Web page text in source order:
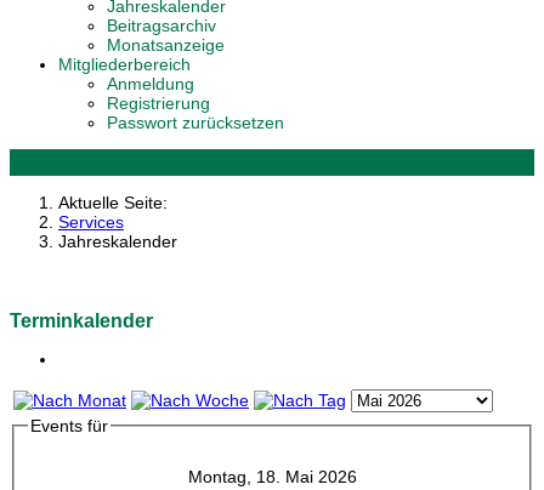
Jahreskalender
Beitragsarchiv
Monatsanzeige
Mitgliederbereich
Anmeldung
Registrierung
Passwort zurücksetzen
Aktuelle Seite:
Services
Jahreskalender
Terminkalender
Events für
Montag, 18. Mai 2026